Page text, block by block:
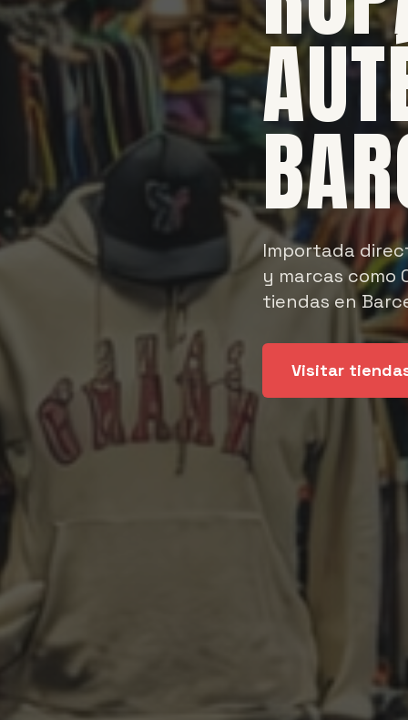
Importada
y marcas como
tiendas en
Visitar